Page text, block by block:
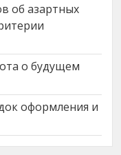
об азартных
о будущем
оформления и